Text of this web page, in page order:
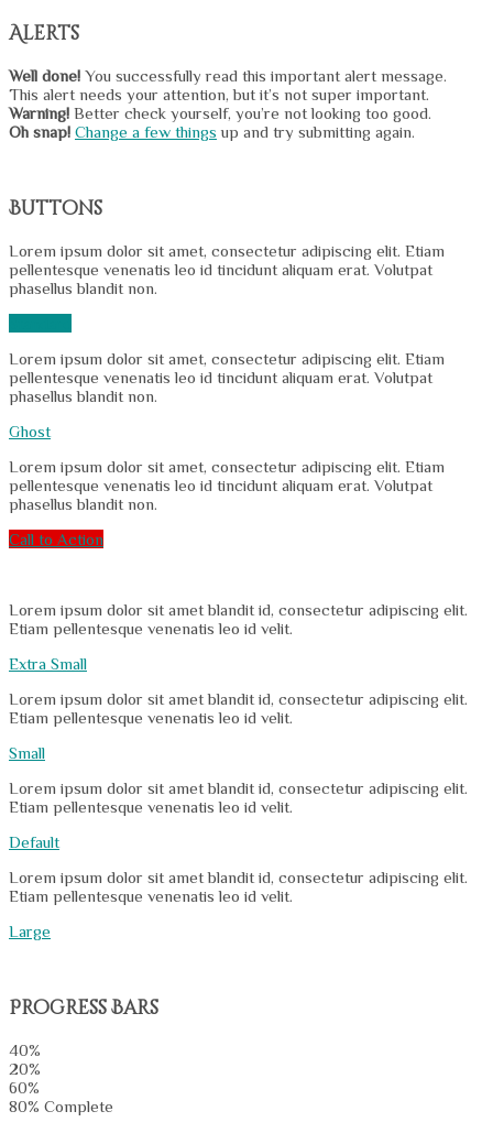
Alerts
Well done! You successfully read this important alert message.
This alert needs your attention, but it’s not super important.
Warning! Better check yourself, you’re not looking too good.
Oh snap! Change a few things up and try submitting again.
Buttons
Lorem ipsum dolor sit amet, consectetur adipiscing elit. Etiam
pellentesque venenatis leo id tincidunt aliquam erat. Volutpat
phasellus blandit non.
Lorem ipsum dolor sit amet, consectetur adipiscing elit. Etiam
pellentesque venenatis leo id tincidunt aliquam erat. Volutpat
phasellus blandit non.
Ghost
Lorem ipsum dolor sit amet, consectetur adipiscing elit. Etiam
pellentesque venenatis leo id tincidunt aliquam erat. Volutpat
phasellus blandit non.
Call to Action
Lorem ipsum dolor sit amet blandit id, consectetur adipiscing elit.
Etiam pellentesque venenatis leo id velit.
Extra Small
Lorem ipsum dolor sit amet blandit id, consectetur adipiscing elit.
Etiam pellentesque venenatis leo id velit.
Small
Lorem ipsum dolor sit amet blandit id, consectetur adipiscing elit.
Etiam pellentesque venenatis leo id velit.
Default
Lorem ipsum dolor sit amet blandit id, consectetur adipiscing elit.
Etiam pellentesque venenatis leo id velit.
Large
Progress Bars
40%
20%
60%
80% Complete